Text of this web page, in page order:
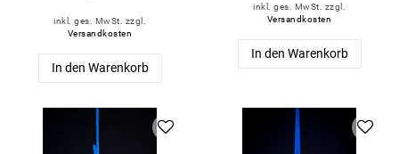
inkl. ges. MwSt.
zzgl.
Versandkosten
In den Warenkorb
inkl. ges. MwSt.
zzgl.
Versandkosten
In den Warenkorb